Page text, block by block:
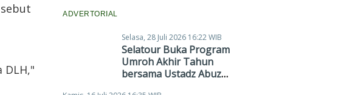
ADVERTORIAL
Selasa, 28 Juli 2026 16:22 WIB
Selatour Buka Program
Umroh Akhir Tahun
bersama Ustadz Abuz